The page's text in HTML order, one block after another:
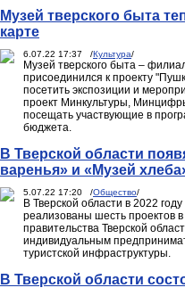
Музей тверского быта
карте
6.07.22 17:37 /Культура/
Музей тверского быта –
присоединился к проекту
посетить экспозиции и
проект Минкультуры,
посещать участвующие в
бюджета.
В Тверской области
варенья» и «Музей
5.07.22 17:20 /Общество/
В Тверской области в 2022
реализованы шесть проектов
правительства Тверской
индивидуальным
туристской инфраструктуры.
В Тверской области